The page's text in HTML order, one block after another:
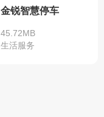
金锐智慧停车
45.72MB
生活服务